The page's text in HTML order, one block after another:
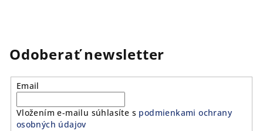
Odoberať newsletter
Email
Vložením e-mailu súhlasíte s podmienkami ochrany
osobných údajov